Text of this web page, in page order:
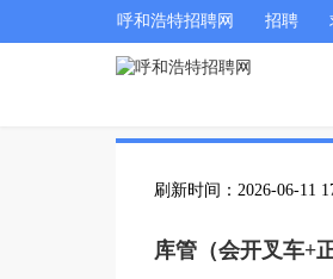
呼和浩特招聘网 招聘
刷新时间：2026-06-11
库管（会开叉车+